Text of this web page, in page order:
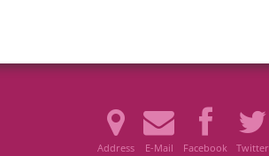
Address E-Mail Facebook Twitter